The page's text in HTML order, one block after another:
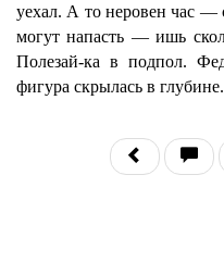
уехал. А то неровен час —
могут напасть — ишь
Полезай-ка в подпол.
фигура скрылась в глубине.